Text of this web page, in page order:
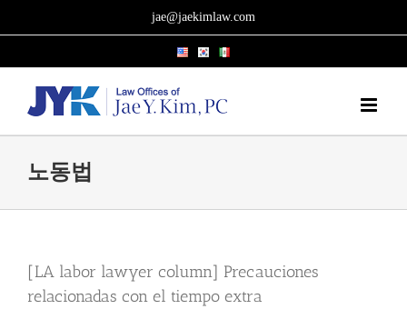
content
jae@jaekimlaw.com
노동법
[LA labor lawyer column] Precauciones
relacionadas con el tiempo extra